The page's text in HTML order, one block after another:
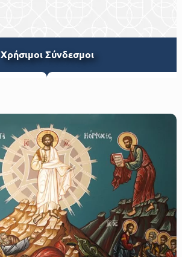
Xρήσιμοι Σύνδεσμοι